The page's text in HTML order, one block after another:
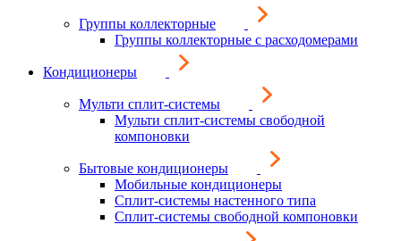
Группы коллекторные
Группы коллекторные с расходомерами
Кондиционеры
Мульти сплит-системы
Мульти сплит-системы свободной
компоновки
Бытовые кондиционеры
Мобильные кондиционеры
Сплит-системы настенного типа
Сплит-системы свободной компоновки